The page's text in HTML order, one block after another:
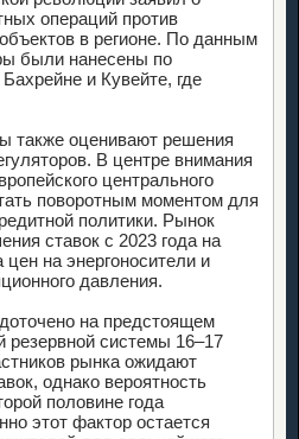
операций против
в регионе. По данным
были нанесены по
и Кувейте, где
также оценивают решения
В центре внимания
центрального
поворотным моментом для
политики. Рынок
ставок с 2023 года на
на энергоносители и
давления.
на предстоящем
резервной системы 16–17
рынка ожидают
однако вероятность
половине года
этот фактор остается